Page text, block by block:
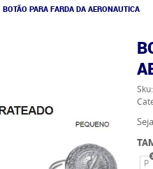
BOTÃO PARA FARDA DA AERONAUTICA
Sku:
P